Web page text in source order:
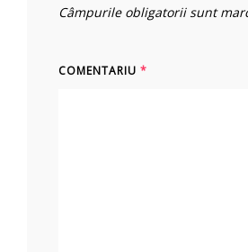
Câmpurile obligatorii sunt
COMENTARIU *